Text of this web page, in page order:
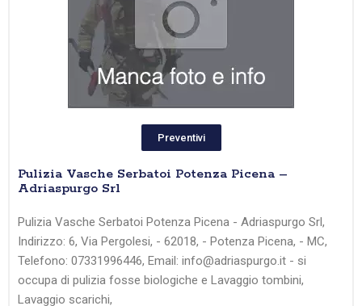
Preventivi
Pulizia Vasche Serbatoi Potenza Picena –
Adriaspurgo Srl
Pulizia Vasche Serbatoi Potenza Picena - Adriaspurgo Srl,
Indirizzo: 6, Via Pergolesi, - 62018, - Potenza Picena, - MC,
Telefono: 07331996446, Email: info@adriaspurgo.it - si
occupa di pulizia fosse biologiche e Lavaggio tombini,
Lavaggio scarichi,